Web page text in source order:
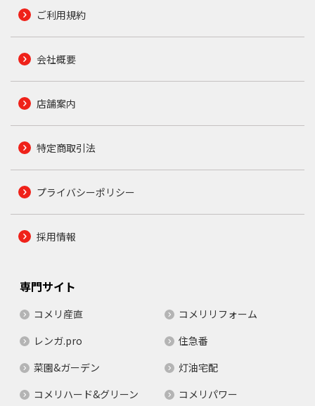
ご利用規約
会社概要
店舗案内
特定商取引法
プライバシーポリシー
採用情報
専門サイト
コメリ産直
コメリリフォーム
レンガ.pro
住急番
菜園&ガーデン
灯油宅配
コメリハード&グリーン
コメリパワー